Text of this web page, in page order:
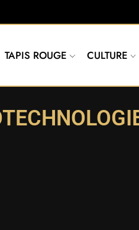
TAPIS ROUGE CULTURE